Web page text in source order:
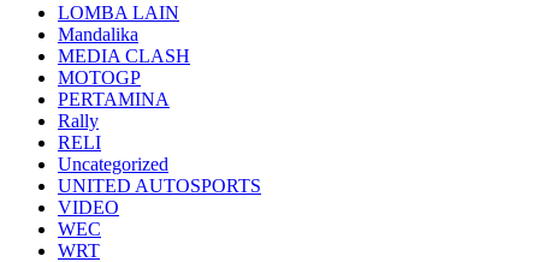
LOMBA LAIN
Mandalika
MEDIA CLASH
MOTOGP
PERTAMINA
Rally
RELI
Uncategorized
UNITED AUTOSPORTS
VIDEO
WEC
WRT